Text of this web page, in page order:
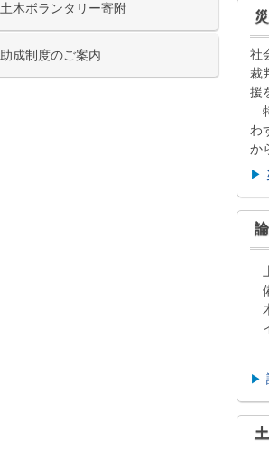
土木ボランタリー寄附
助成制度のご案内
社
裁
援
わ
か